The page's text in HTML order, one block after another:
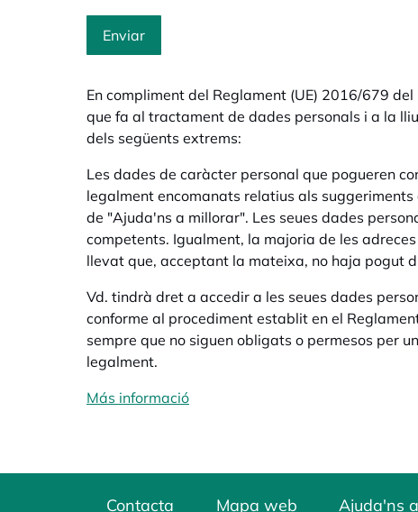
Enviar
En compliment del Reglament (UE) 2016/679
que fa al tractament de dades personals i a la
dels següents extrems:
Les dades de caràcter personal que pogueren
legalment encomanats relatius als
de "Ajuda'ns a millorar". Les seues dades
competents. Igualment, la majoria de les
llevat que, acceptant la mateixa, no haja pogut
Vd. tindrà dret a accedir a les seues dades
conforme al procediment establit en el
sempre que no siguen obligats o permesos per
legalment.
Más informació
Contacta Mapa web Ajuda'ns